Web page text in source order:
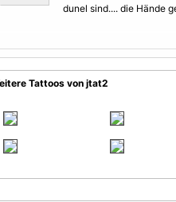
dunel sind.... die Hände
Tattoos von jtat2